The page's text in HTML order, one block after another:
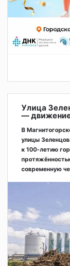
Улица
—
В
улицы
к 100-летию
современную